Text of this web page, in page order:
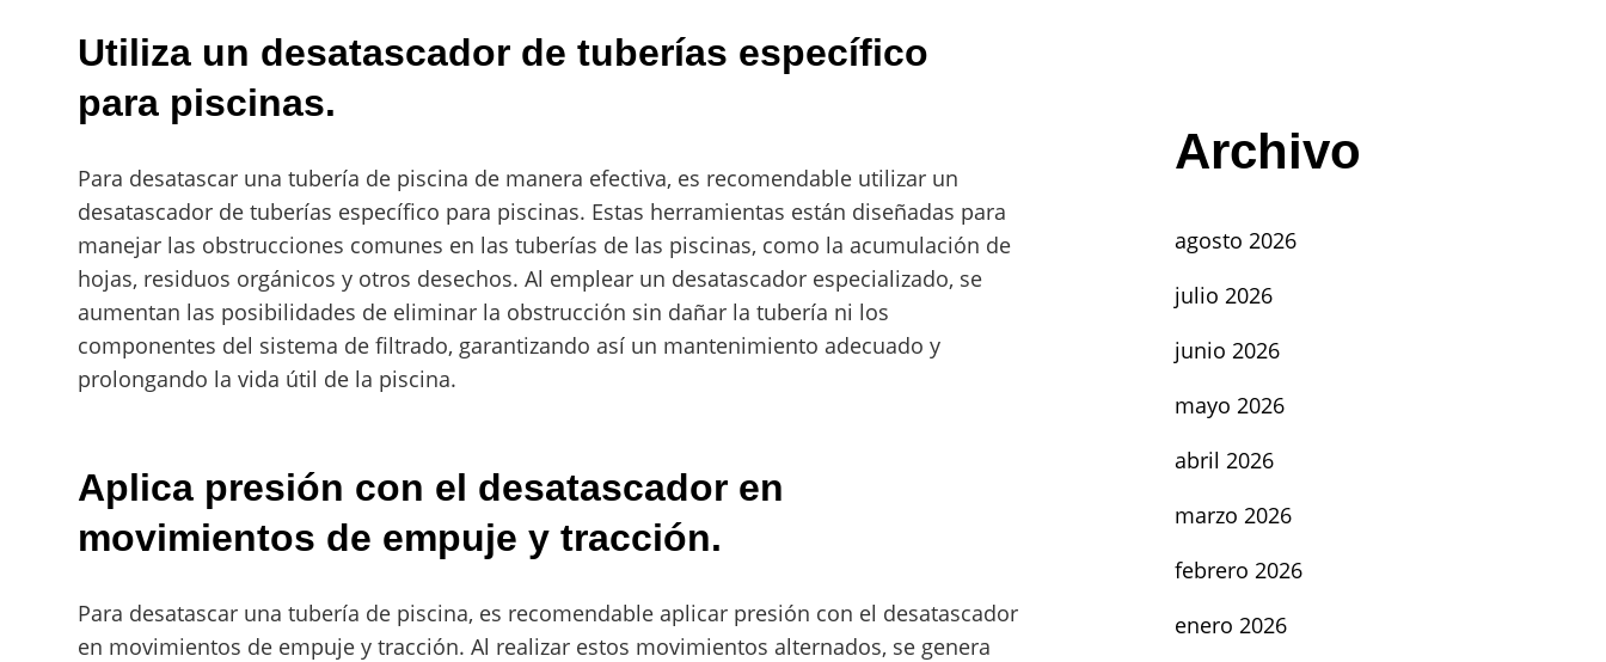
Utiliza un desatascador de tuberías específico
para piscinas.
Para desatascar una tubería de piscina de manera efectiva, es recomendable utilizar un
desatascador de tuberías específico para piscinas. Estas herramientas están diseñadas para
manejar las obstrucciones comunes en las tuberías de las piscinas, como la acumulación de
hojas, residuos orgánicos y otros desechos. Al emplear un desatascador especializado, se
aumentan las posibilidades de eliminar la obstrucción sin dañar la tubería ni los
componentes del sistema de filtrado, garantizando así un mantenimiento adecuado y
prolongando la vida útil de la piscina.
Aplica presión con el desatascador en
movimientos de empuje y tracción.
Para desatascar una tubería de piscina, es recomendable aplicar presión con el desatascador
en movimientos de empuje y tracción. Al realizar estos movimientos alternados, se genera
Archivo
agosto 2026
julio 2026
junio 2026
mayo 2026
abril 2026
marzo 2026
febrero 2026
enero 2026